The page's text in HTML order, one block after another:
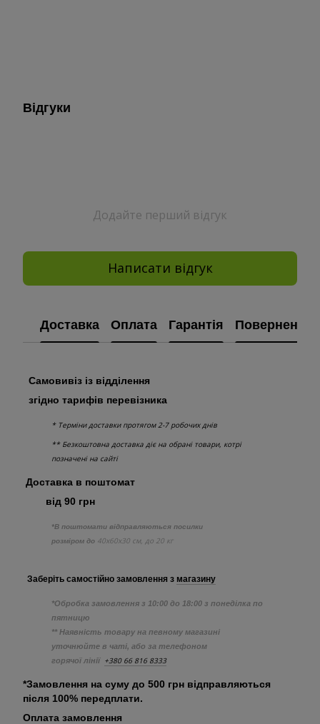
Відгуки
Додайте перший відгук
Написати відгук
Доставка Оплата Гарантія Повернення
Самовивіз із відділення
згідно тарифів перевізника
* Терміни доставки протягом 2-7 робочих днів
** Безкоштовна доставка діє на обрані товари, котрі
позначені на сайті
Доставка в поштомат
від 90 грн
*В поштомати відправляються посилки
розміром до 40х60х30 см, до 20 кг
Заберіть самостійно замовлення з магазину
*Обробка замовлення з 10:00 до 18:00 з понеділка по
пятницю
** Наявність товару на певному магазині
уточнюйте в чаті, або за телефоном
горячої лінії +380 66 816 8333
*Замовлення на суму до 500 грн відправляються
після 100% передплати.
Оплата замовлення